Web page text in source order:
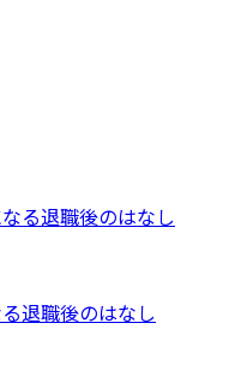
退職後のはなし